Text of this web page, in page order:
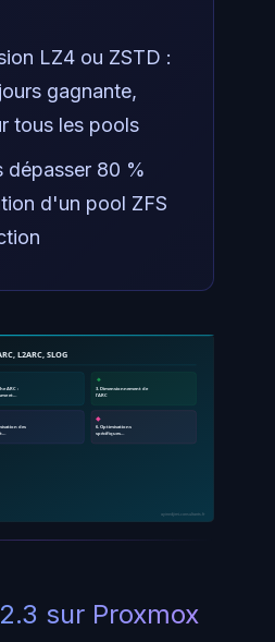
LZ4 ou ZSTD :
gagnante,
tous les pools
dépasser 80 %
d'un pool ZFS
L2ARC, SLOG
ARC :
et…
🔸
3. Dimensionnement de
l'ARC
des
◆
6. Optimisations
spécifiques…
ayinedjimi-consultants.fr
sur Proxmox